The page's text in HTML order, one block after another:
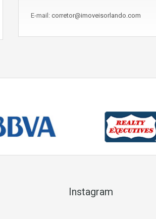
E-mail: corretor@imoveisorlando.com
Instagram